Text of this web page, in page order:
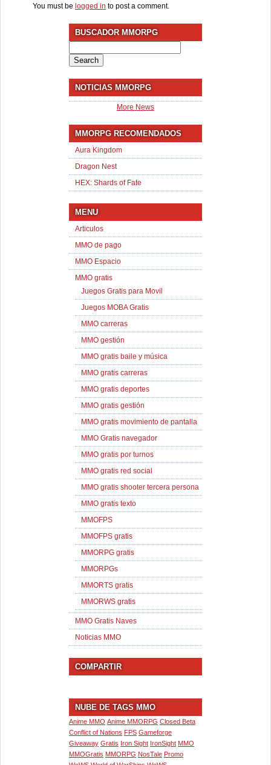
You must be logged in to post a comment.
BUSCADOR MMORPG
for:
NOTICIAS MMORPG
More News
MMORPG RECOMENDADOS
Aura Kingdom
Dragon Nest
HEX: Shards of Fate
MENU
Articulos
MMO de pago
MMO Espacio
MMO gratis
Juegos Gratis para Movil
Juegos MOBA Gratis
MMO carreras
MMO gestión
MMO gratis baile y música
MMO gratis carreras
MMO gratis deportes
MMO gratis gestión
MMO gratis movimiento de pantalla
MMO Gratis navegador
MMO gratis por turnos
MMO gratis red social
MMO gratis shooter tercera persona
MMO gratis texto
MMOFPS
MMOFPS gratis
MMORPG gratis
MMORPGs
MMORTS gratis
MMORWS gratis
MMO Gratis Naves
Noticias MMO
COMPARTIR
NUBE DE TAGS MMO
Anime MMO Anime MMORPG Closed Beta
Conflict of Nations FPS Gameforge
Giveaway Gratis Iron Sight IronSight MMO
MMOGratis MMORPG NosTale Promo